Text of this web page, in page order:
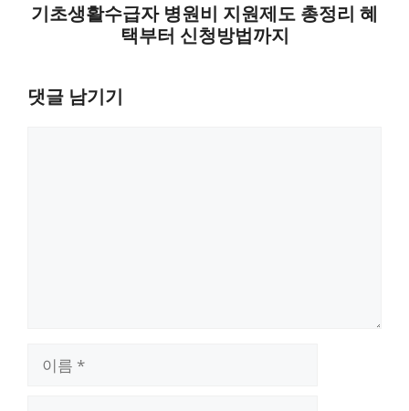
기초생활수급자 병원비 지원제도 총정리 혜
택부터 신청방법까지
댓글 남기기